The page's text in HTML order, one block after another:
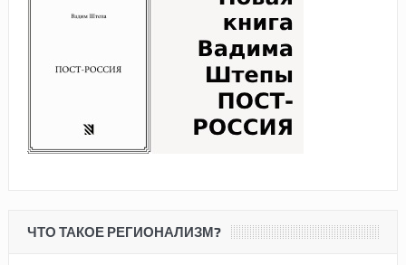
ЧТО ТАКОЕ РЕГИОНАЛИЗМ?